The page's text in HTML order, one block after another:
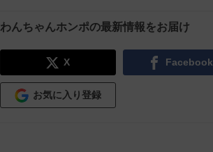
わんちゃんホンポの最新情報をお届け
X Facebook
お気に入り登録